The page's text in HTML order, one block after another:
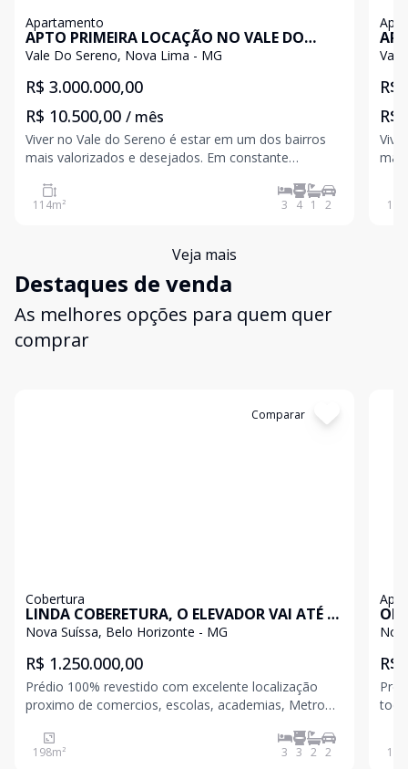
Apartamento
APTO PRIMEIRA LOCAÇÃO NO VALE DO
SERENO
Vale Do Sereno, Nova Lima - MG
R$ 3.000.000,00
R$ 10.500,00 / mês
Viver no Vale do Sereno é estar em um dos bairros
mais valorizados e desejados. Em constante
alto padrão, o bairro reúne natureza exuberante,
belas paisagens e uma infraestrutura completa de
114m² 3 4 1 2
R$
R$
115
Veja mais
Destaques de venda
As melhores opções para quem quer
comprar
Comparar
Cobertura
LINDA COBERETURA, O ELEVADOR VAI ATÉ O
SEGUNDO PISO DA COBERTURA
Nova Suíssa, Belo Horizonte - MG
R$ 1.250.000,00
Prédio 100% revestido com excelente localização
proximo de comercios, escolas, academias, Metro
Lobo, Posto de Saúde so Sesi etc Cobertura primeiro
piso com dois quartos com armários, suite e
198m² 3 3 2 2
R$
110